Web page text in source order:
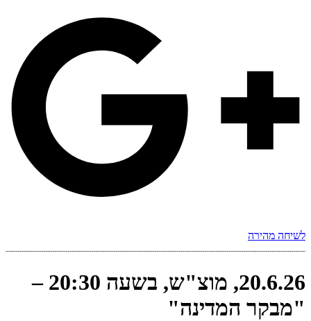
לשיחה מהירה
20.6.26, מוצ"ש, בשעה 20:30 –
"מבקר המדינה"